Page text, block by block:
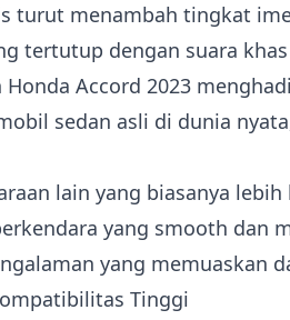
turut menambah tingkat
tertutup dengan suara
Honda Accord 2023
sedan asli di dunia
lain yang biasanya
yang smooth dan
yang memuaskan
Tinggi